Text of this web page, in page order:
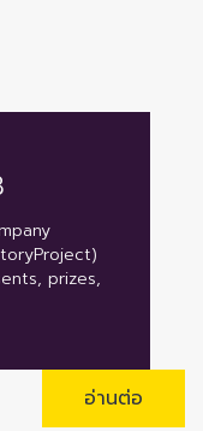
prizes,
อ่านต่อ